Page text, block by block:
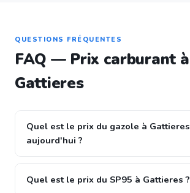
QUESTIONS FRÉQUENTES
FAQ — Prix carburant à
Gattieres
Quel est le prix du gazole à Gattieres
aujourd'hui ?
Quel est le prix du SP95 à Gattieres ?